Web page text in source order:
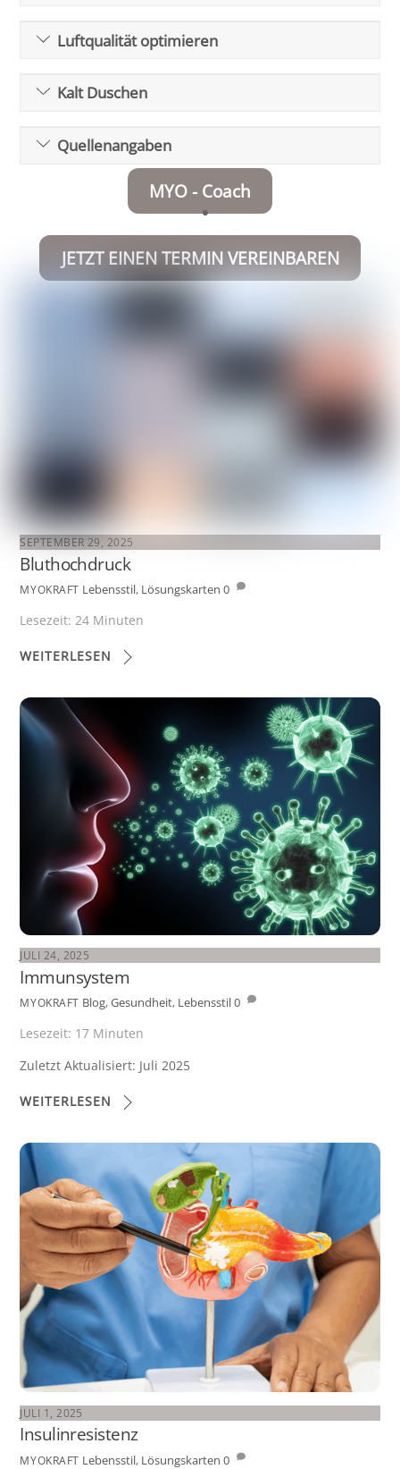
Luftqualität optimieren
Kalt Duschen
Quellenangaben
MYO - Coach
JETZT EINEN TERMIN VEREINBAREN
SEPTEMBER 29, 2025
Bluthochdruck
MYOKRAFT Lebensstil, Lösungskarten 0
Lesezeit: 24 Minuten
WEITERLESEN
JULI 24, 2025
Immunsystem
MYOKRAFT Blog,Gesundheit, Lebensstil0
Lesezeit: 17 Minuten
Zuletzt Aktualisiert: Juli 2025
WEITERLESEN
JULI 1, 2025
Insulinresistenz
MYOKRAFT Lebensstil, Lösungskarten 0